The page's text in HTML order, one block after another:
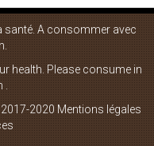
santé. A consommer avec
health. Please consume in
2020 Mentions légales